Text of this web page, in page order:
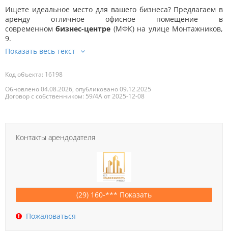
Ищете идеальное место для вашего бизнеса? Предлагаем в
аренду отличное офисное помещение в
современномбизнес-центре (МФК) на улице Монтажников,
9.
Код объекта: 16198
Обновлено 04.08.2026, опубликовано 09.12.2025
Договор с собственником: 59/4А от 2025-12-08
Контакты арендодателя
(29) 160-*** Показать
Пожаловаться